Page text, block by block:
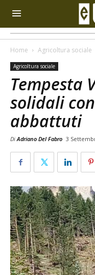
Home Agricoltura sociale
Agricoltura sociale
Tempesta
solidali
abbattuti
DiAdriano Del Fabro 3